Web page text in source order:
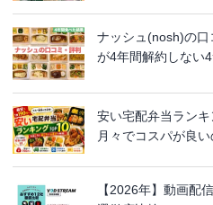
ナッシュ(nosh)の
が4年間解約しない
安い宅配弁当ラン
月々でコスパが良い
【2026年】動画配